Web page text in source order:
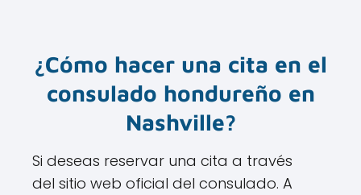
¿Cómo hacer una cita en el
consulado hondureño en
Nashville?
Si deseas reservar una cita a través
del sitio web oficial del consulado. A